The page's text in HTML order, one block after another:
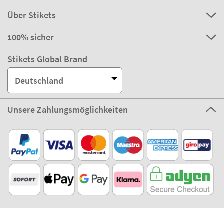
Über Stikets
100% sicher
Stikets Global Brand
Deutschland
Unsere Zahlungsmöglichkeiten